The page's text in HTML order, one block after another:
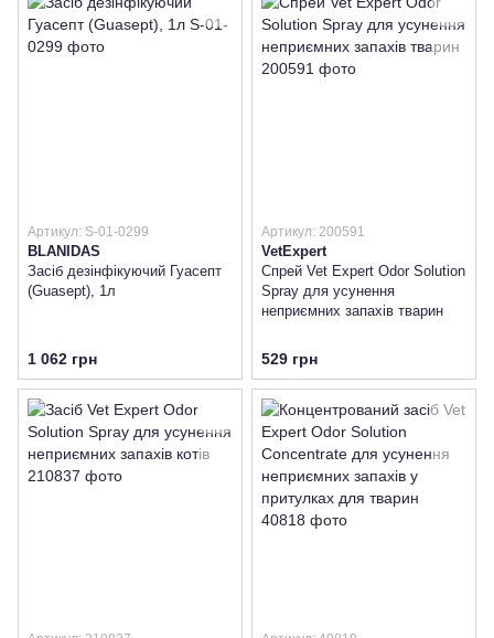
Артикул: S-01-0299
BLANIDAS
Засіб дезінфікуючий Гуасепт
(Guasept), 1л
1 062 грн
Артикул: 200591
VetExpert
Спрей Vet Expert Odor Solution
Spray для усунення
неприємних запахів тварин
529 грн